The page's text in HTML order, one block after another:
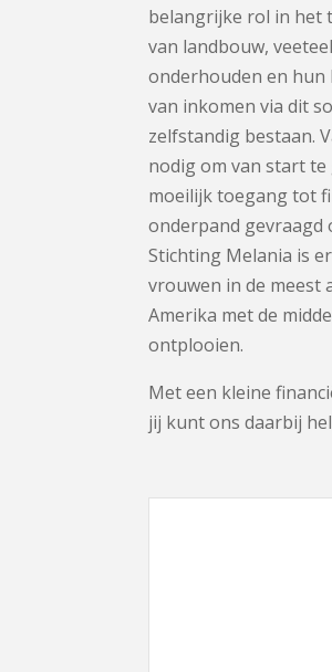
belangrijke rol in het
van landbouw,
onderhouden en hun
van inkomen via dit
zelfstandig bestaan.
nodig om van start
moeilijk toegang tot
onderpand gevraagd
Stichting Melania is
vrouwen in de meest
Amerika met de
ontplooien.
Met een kleine
jij kunt ons daarbij